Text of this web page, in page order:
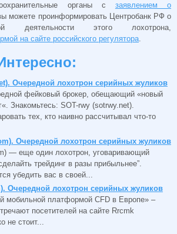
органы с заявлением о
можете проинформировать Центробанк РФ о
деятельности этого лохотрона,
на сайте российского регулятора.
Очередной лохотрон серийных жуликов
фейковый брокер, обещающий «новый
Знакомьтесь: SOT-rwy (sotrwy.net).
тех, кто наивно рассчитывал что-то
Очередной лохотрон серийных жуликов
— еще один лохотрон, уговаривающий
трейдинг в разы прибыльнее”.
убедить вас в своей...
Очередной лохотрон серийных жуликов
мобильной платформой CFD в Европе» –
посетителей на сайте Rrcmk
не стоит...